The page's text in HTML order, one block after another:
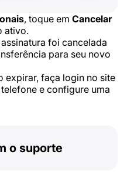
, toque em Cancelar
ativo.
foi cancelada
para seu novo
expirar, faça login no site
e configure uma
o suporte